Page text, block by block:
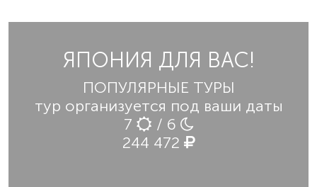
ЯПОНИЯ ДЛЯ ВАС!
ПОПУЛЯРНЫЕ ТУРЫ
тур организуется под ваши даты
7
/ 6
244 472